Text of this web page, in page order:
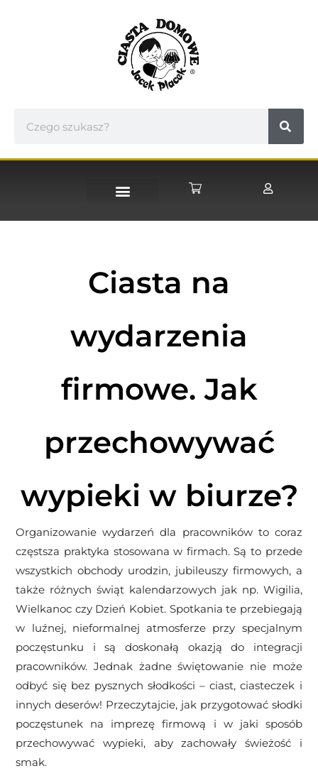
Ciasta na
wydarzenia
firmowe. Jak
przechowywać
wypieki w biurze?
Organizowanie wydarzeń dla pracowników to coraz
częstsza praktyka stosowana w firmach. Są to przede
wszystkich obchody urodzin, jubileuszy firmowych, a
także różnych świąt kalendarzowych jak np. Wigilia,
Wielkanoc czy Dzień Kobiet. Spotkania te przebiegają
w luźnej, nieformalnej atmosferze przy specjalnym
poczęstunku i są doskonałą okazją do integracji
pracowników. Jednak żadne świętowanie nie może
odbyć się bez pysznych słodkości – ciast, ciasteczek i
innych deserów! Przeczytajcie, jak przygotować słodki
poczęstunek na imprezę firmową i w jaki sposób
przechowywać wypieki, aby zachowały świeżość i
smak.